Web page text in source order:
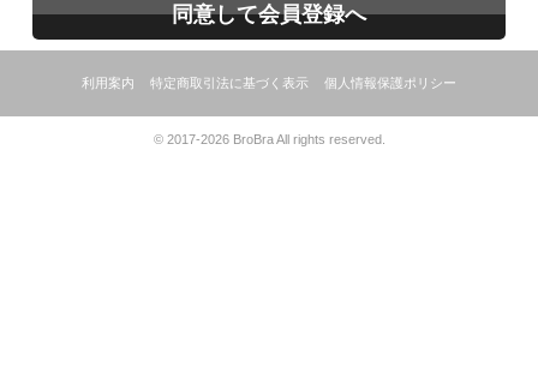
同意して会員登録へ
利用案内 特定商取引法に基づく表示 個人情報保護ポリシー
© 2017-2026 BroBra All rights reserved.